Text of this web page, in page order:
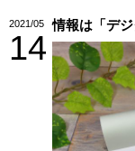
2021/05
14
情報は「デ